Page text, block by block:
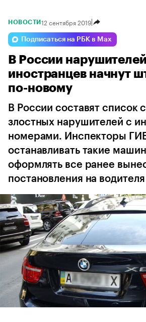
Voyah Changan
Geely Omoda Lada
НОВОСТИ 12 сентября 2019
Подписаться на РБК в Max
В России
иностранцев начнут
по-новому
В России составят список
злостных нарушителей с
номерами. Инспекторы
останавливать такие
оформлять все ранее
постановления на водителя